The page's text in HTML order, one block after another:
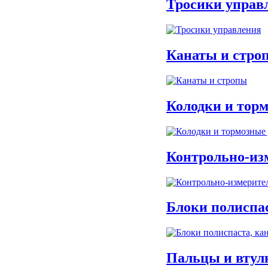
Тросики
Канаты и
Колодки и
Контрольно-
Блоки
Пальцы и